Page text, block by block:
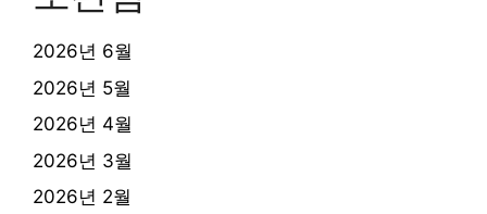
2026년 6월
2026년 5월
2026년 4월
2026년 3월
2026년 2월